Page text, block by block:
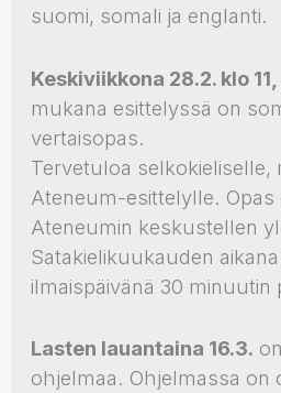
suomi, somali ja englanti.
Keskiviikkona 28.2. klo 11,
mukana esittelyssä on
vertaisopas.
Tervetuloa
Ateneum-esittelylle. Opas
Ateneumin keskustellen
Satakielikuukauden
ilmaispäivänä 30 minuutin
Lasten lauantaina 16.3.
ohjelmaa. Ohjelmassa on